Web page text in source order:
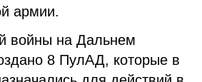
армии.
войны на Дальнем
8 ПулАД, которые в